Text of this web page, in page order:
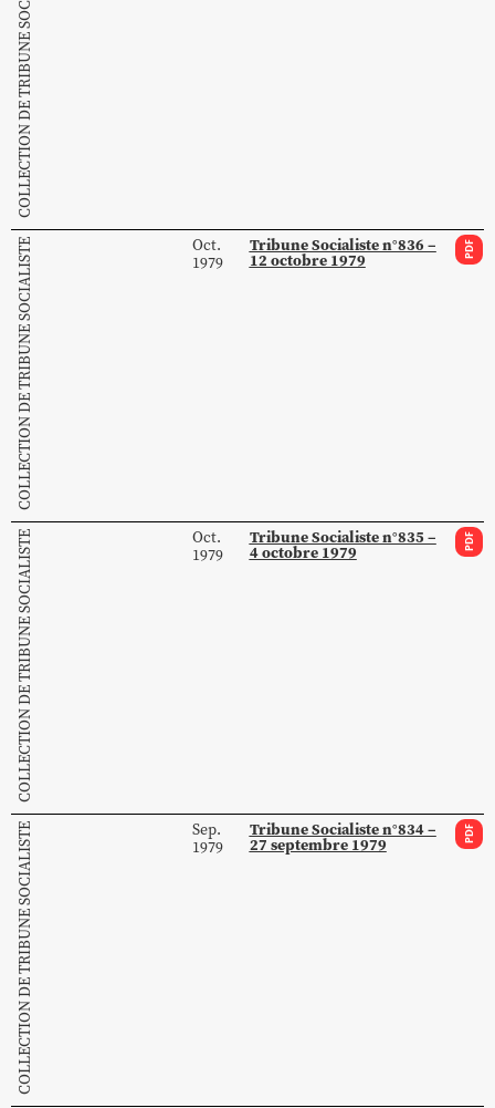
COLLECTION DE TRIBUNE SOCIALISTE
COLLECTION DE TRIBUNE SOCIALISTE
Oct.
1979
Tribune Socialiste n°836 –
12 octobre 1979 PDF
COLLECTION DE TRIBUNE SOCIALISTE
Oct.
1979
Tribune Socialiste n°835 –
4 octobre 1979 PDF
COLLECTION DE TRIBUNE SOCIALISTE
Sep.
1979
Tribune Socialiste n°834 –
27 septembre 1979 PDF